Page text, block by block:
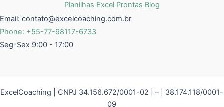
Planilhas Excel Prontas Blog
Email: contato@excelcoaching.com.br
Phone: +55-77-98117-6733
Seg-Sex 9:00 - 17:00
ExcelCoaching | CNPJ 34.156.672/0001-02 | – | 38.174.118/0001-
09